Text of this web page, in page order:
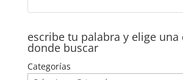
escribe tu palabra y elige una
donde buscar
Categorías